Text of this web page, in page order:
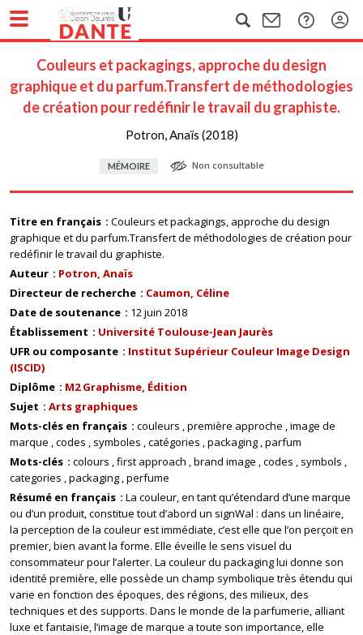
Couleurs et packagings, approche du design
graphique et du parfum.Transfert de méthodologies
de création pour redéfinir le travail du graphiste.
Potron, Anaïs (2018)
MÉMOIRE Non consultable
Titre en français
Couleurs et packagings, approche du design
graphique et du parfum.Transfert de méthodologies de création pour
redéfinir le travail du graphiste.
Auteur
Potron, Anaïs
Directeur de recherche
Caumon, Céline
Date de soutenance
12 juin 2018
Établissement
Université Toulouse-Jean Jaurès
UFR ou composante
Institut Supérieur Couleur Image Design
(ISCID)
Diplôme
M2 Graphisme, Édition
Sujet
Arts graphiques
Mots-clés en français
couleurs première approche image de
marque codes symboles catégories packaging parfum
Mots-clés
colours first approach brand image codes
symbols
categories packaging perfume
Résumé en français
La couleur, en tant qu’étendard d’une marque
ou d’un produit, constitue tout d’abord un signWal : dans un linéaire,
la perception de la couleur est immédiate, c’est elle que l’on perçoit en
premier, bien avant la forme. Elle éveille le sens visuel du
consommateur pour l’alerter. La couleur du packaging lui donne son
identité première, elle possède un champ symbolique très étendu qui
varie en fonction des époques, des régions, des milieux, des
techniques et des supports. Dans le monde de la parfumerie, alliant
luxe et fantaisie, l’image de marque a toute son importance, elle